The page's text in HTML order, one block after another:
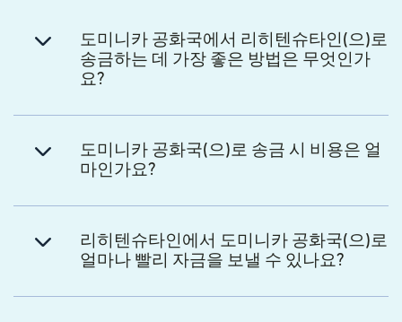
도미니카 공화국에서 리히텐슈타인(으)로
송금하는 데 가장 좋은 방법은 무엇인가
요?
도미니카 공화국(으)로 송금 시 비용은 얼
마인가요?
리히텐슈타인에서 도미니카 공화국(으)로
얼마나 빨리 자금을 보낼 수 있나요?